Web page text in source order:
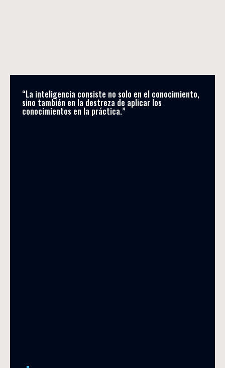
“La inteligencia consiste no solo en el conocimiento,
sino también en la destreza de aplicar los
conocimientos en la práctica.”